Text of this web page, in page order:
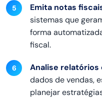
Emita notas
sistemas que
forma
fiscal.
Analise
dados de vendas,
planejar